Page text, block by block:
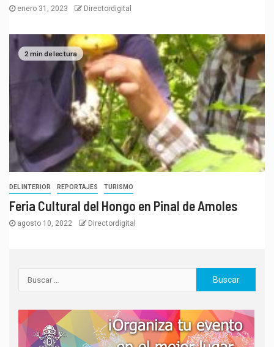
enero 31, 2023 Directordigital
2 min de lectura
DEL INTERIOR REPORTAJES TURISMO
Feria Cultural del Hongo en Pinal de Amoles
agosto 10, 2022 Directordigital